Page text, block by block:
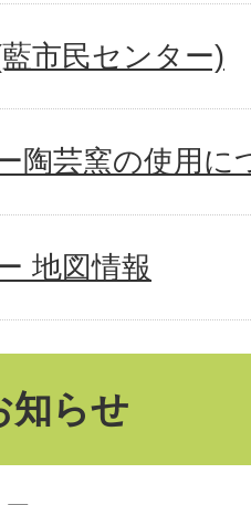
市民センター)
陶芸窯の使用に
地図情報
知らせ